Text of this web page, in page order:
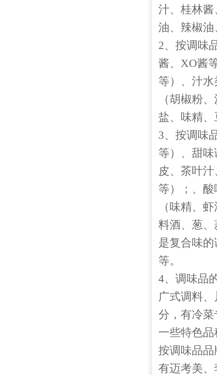
汁、桂林
油、辣椒
2、按调味
酱、XO酱
等）、汁
（胡椒粉
盐、味精
3、按调味
等）、甜
皮、茶叶
等）；、
（味精、
料酒、葱
是复合味
等。
4、调味品
广式调料
分，有冷
一些特色
按调味品
有迈考美